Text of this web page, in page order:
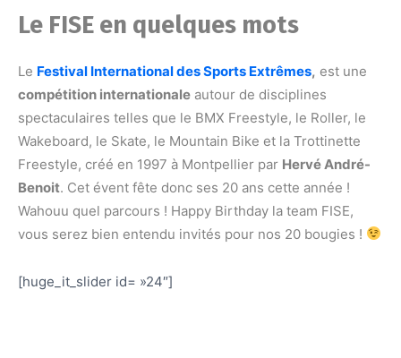
Le FISE en quelques mots
Le Festival International des Sports Extrêmes, est une
compétition internationale autour de disciplines
spectaculaires telles que le BMX Freestyle, le Roller, le
Wakeboard, le Skate, le Mountain Bike et la Trottinette
Freestyle, créé en 1997 à Montpellier par Hervé André-
Benoit. Cet évent fête donc ses 20 ans cette année !
Wahouu quel parcours ! Happy Birthday la team FISE,
vous serez bien entendu invités pour nos 20 bougies !
[huge_it_slider id= »24″]